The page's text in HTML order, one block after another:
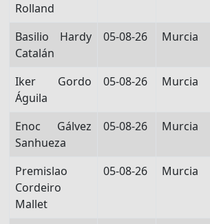
Rolland
Basilio Hardy
Catalán
05-08-26 Murcia
Iker Gordo
Águila
05-08-26 Murcia
Enoc Gálvez
Sanhueza
05-08-26 Murcia
Premislao
Cordeiro
Mallet
05-08-26 Murcia